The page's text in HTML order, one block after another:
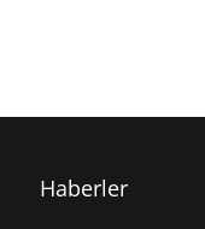
Haberler